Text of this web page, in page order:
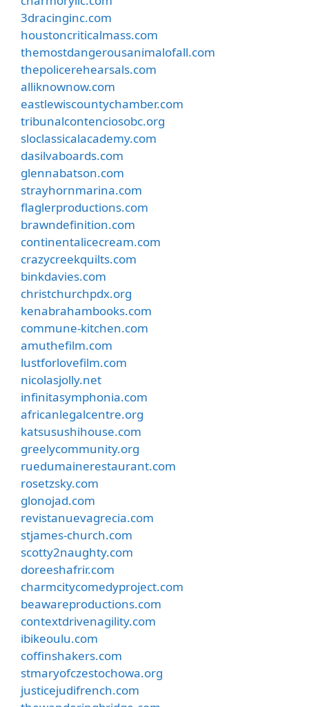
3dracinginc.com
houstoncriticalmass.com
themostdangerousanimalofall.com
thepolicerehearsals.com
alliknownow.com
eastlewiscountychamber.com
tribunalcontenciosobc.org
sloclassicalacademy.com
dasilvaboards.com
glennabatson.com
strayhornmarina.com
flaglerproductions.com
brawndefinition.com
continentalicecream.com
crazycreekquilts.com
binkdavies.com
christchurchpdx.org
kenabrahambooks.com
commune-kitchen.com
amuthefilm.com
lustforlovefilm.com
nicolasjolly.net
infinitasymphonia.com
africanlegalcentre.org
katsusushihouse.com
greelycommunity.org
ruedumainerestaurant.com
rosetzsky.com
glonojad.com
revistanuevagrecia.com
stjames-church.com
scotty2naughty.com
doreeshafrir.com
charmcitycomedyproject.com
beawareproductions.com
contextdrivenagility.com
ibikeoulu.com
coffinshakers.com
stmaryofczestochowa.org
justicejudifrench.com